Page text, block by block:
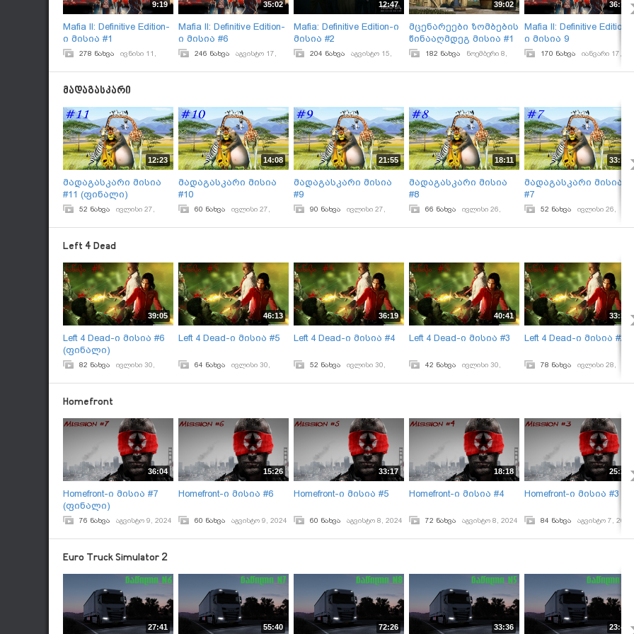
9:19
Mafia II: Definitive Edition-
ი მისია #1
278 ნახვა
ივნისი 11,
35:02
Mafia II: Definitive Edition-
ი მისია #6
246 ნახვა
აგვისტო 17,
12:47
Mafia: Definitive Edition-ი
მისია #2
204 ნახვა
აგვისტო 15,
39:02
მცენარეები ზომბების
წინააღმდეგ მისია #1
182 ნახვა
ნოემბერი 8,
36:15
Mafia II: Definitive Edition-
ი მისია 9
170 ნახვა
იანვარი 17,
მადაგასკარი
12:23
მადაგასკარი მისია
#11 (ფინალი)
52 ნახვა
ივლისი 27,
14:08
მადაგასკარი მისია
#10
60 ნახვა
ივლისი 27,
21:55
მადაგასკარი მისია
#9
90 ნახვა
ივლისი 27,
18:11
მადაგასკარი მისია
#8
66 ნახვა
ივლისი 26,
33:16
მადაგასკარი მისია
#7
52 ნახვა
ივლისი 26,
Left 4 Dead
39:05
Left 4 Dead-ი მისია #6
(ფინალი)
82 ნახვა
ივლისი 30,
46:13
Left 4 Dead-ი მისია #5
64 ნახვა
ივლისი 30,
36:19
Left 4 Dead-ი მისია #4
52 ნახვა
ივლისი 30,
40:41
Left 4 Dead-ი მისია #3
42 ნახვა
ივლისი 30,
33:33
Left 4 Dead-ი მისია #2
78 ნახვა
ივლისი 28,
Homefront
36:04
Homefront-ი მისია #7
(ფინალი)
76 ნახვა აგვისტო 9, 2024
15:26
Homefront-ი მისია #6
60 ნახვა აგვისტო 9, 2024
33:17
Homefront-ი მისია #5
60 ნახვა აგვისტო 8, 2024
18:18
Homefront-ი მისია #4
72 ნახვა აგვისტო 8, 2024
25:28
Homefront-ი მისია #3
84 ნახვა აგვისტო 7, 2024
Euro Truck Simulator 2
27:41 55:40 72:26 33:36 23:48